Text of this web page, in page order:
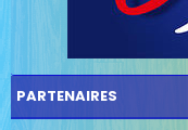
PARTENAIRES